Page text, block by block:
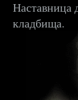
Наставница
кладбища.